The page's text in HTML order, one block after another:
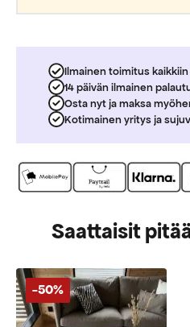
Ilmainen toimitus
14 päivän ilmainen
Osta nyt ja maksa
Kotimainen yritys ja
Saattaisit
-50%